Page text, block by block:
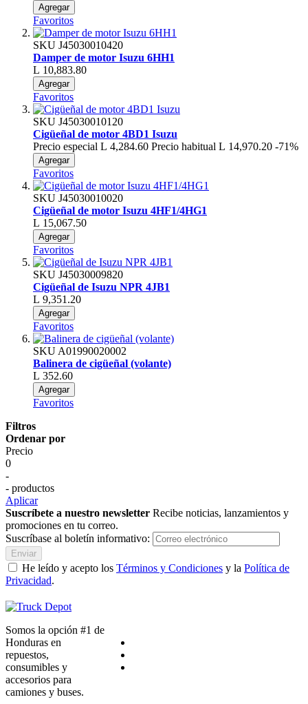
Agregar
Favoritos
SKU J45030010420
Damper de motor Isuzu 6HH1
L 10,883.80
Agregar
Favoritos
SKU J45030010120
Cigüeñal de motor 4BD1 Isuzu
Precio especial L 4,284.60 Precio habitual L 14,970.20 -71%
Agregar
Favoritos
SKU J45030010020
Cigüeñal de motor Isuzu 4HF1/4HG1
L 15,067.50
Agregar
Favoritos
SKU J45030009820
Cigüeñal de Isuzu NPR 4JB1
L 9,351.20
Agregar
Favoritos
SKU A01990020002
Balinera de cigüeñal (volante)
L 352.60
Agregar
Favoritos
Filtros
Ordenar por
Precio
0
-
- productos
Aplicar
Suscríbete a nuestro newsletter Recibe noticias, lanzamientos y
promociones en tu correo.
Suscríbase al boletín informativo:
Enviar
He leído y acepto los Términos y Condiciones y la Política de
Privacidad.
Somos la opción #1 de
Honduras en
repuestos,
consumibles y
accesorios para
camiones y buses.